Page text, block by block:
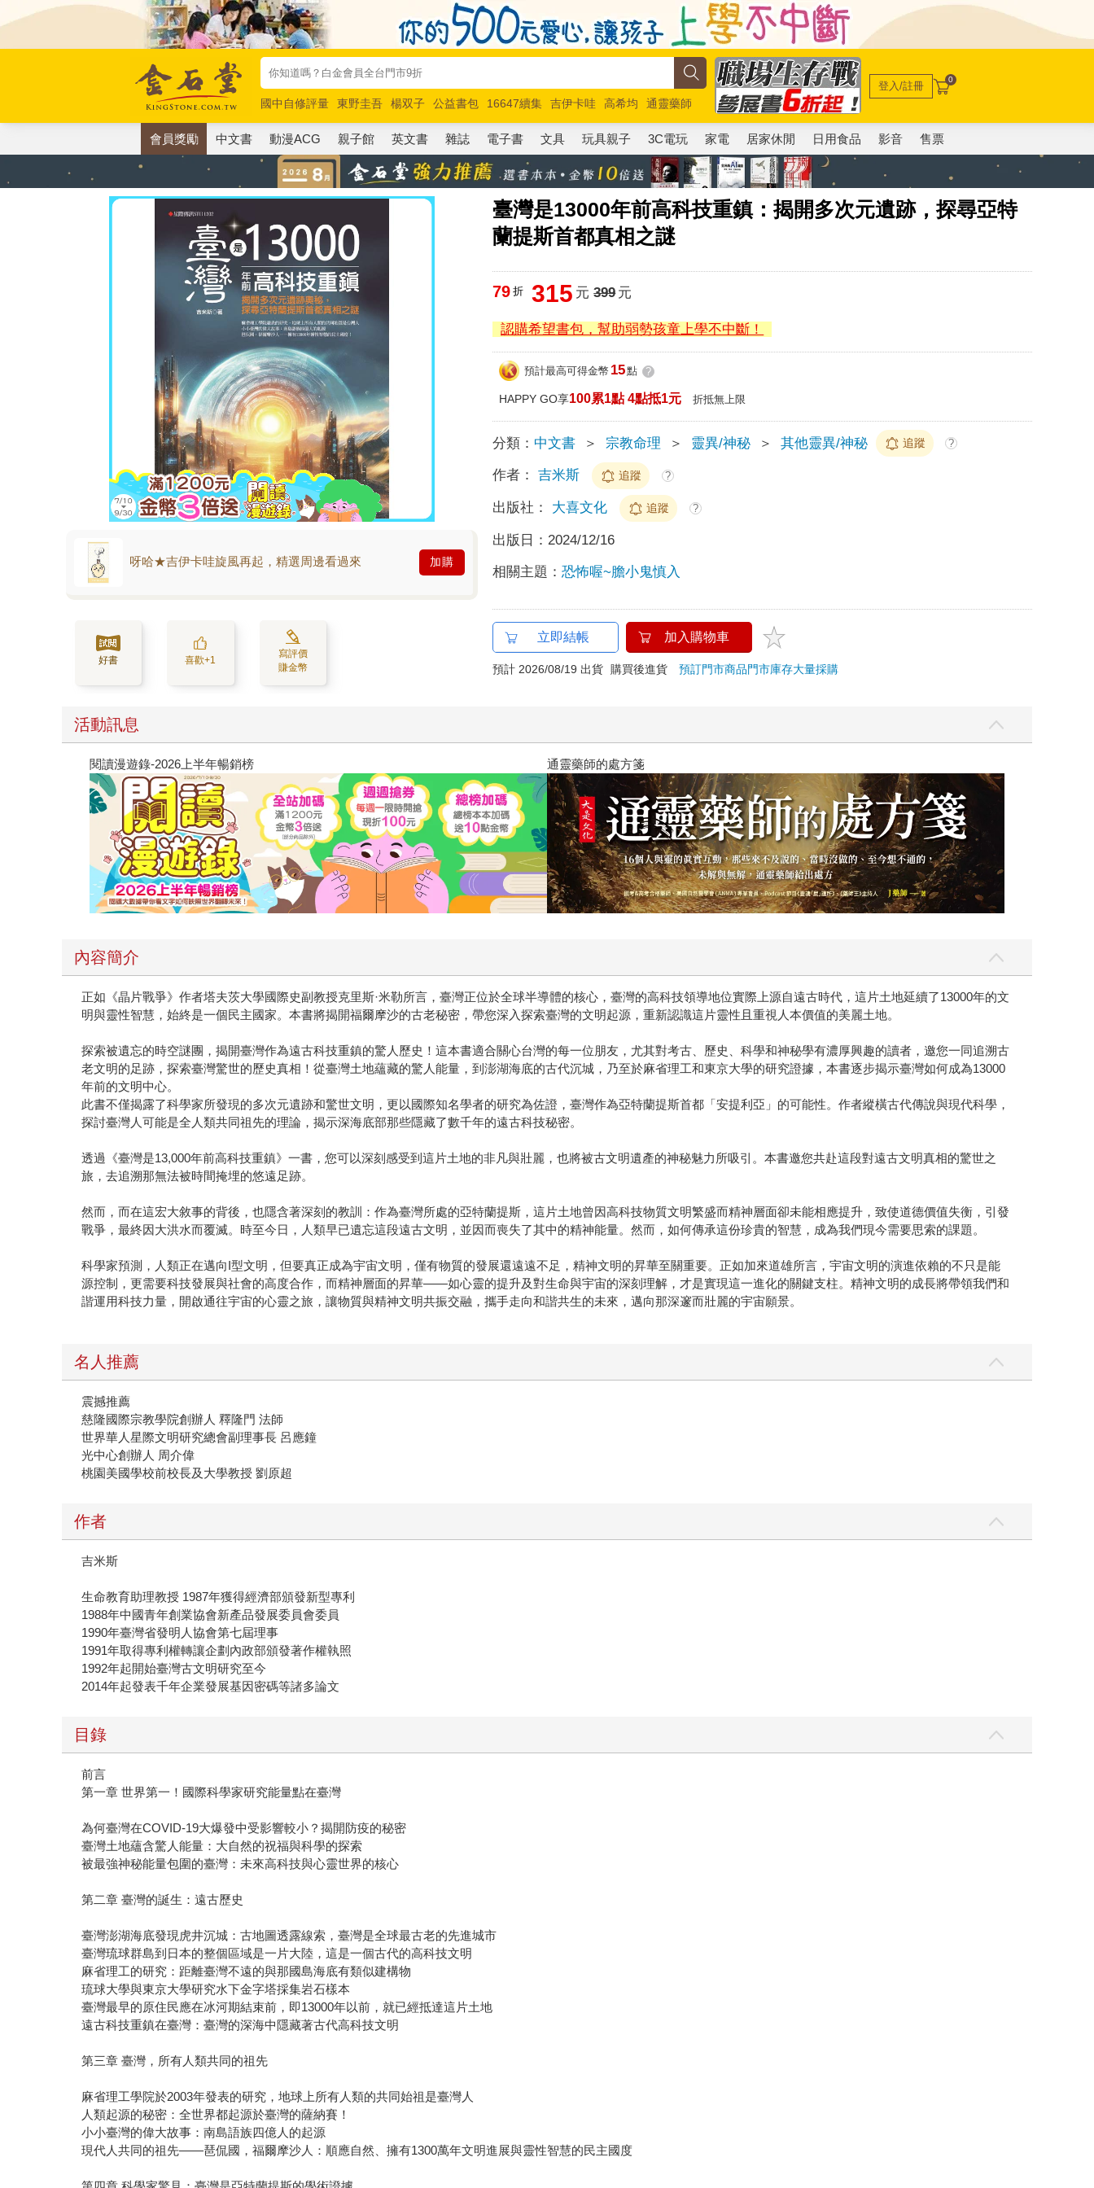
國中自修評量 東野圭吾 楊双子 公益書包 16647續集 吉伊卡哇 高希均
通靈藥師
唯紅花綻放
奧德賽 路邊攤新作 馬斯克 玩具總動員5 超慢跑
登入/註冊 0
會員獎勵 中文書 動漫ACG 親子館 英文書 雜誌 電子書 文具 玩具親子 3C電玩 家電 居家休閒 日用食品 影音 售票
臺灣是13000年前高科技重鎮：揭開多次元遺跡，探尋亞特
蘭提斯首都真相之謎
呀哈★吉伊卡哇旋風再起，精選周邊看過來 加購
好書 喜歡+1
寫評價
賺金幣
79 折 315 元 399元
認購希望書包，幫助弱勢孩童上學不中斷！
預計最高可得金幣 15點 ?
HAPPY GO享100累1點 4點抵1元 折抵無上限
分類： 中文書 ＞ 宗教命理 ＞ 靈異/神秘 ＞ 其他靈異/神秘 追蹤 ?
作者： 吉米斯 追蹤 ?
出版社： 大喜文化 追蹤 ?
出版日： 2024/12/16
相關主題：恐怖喔~膽小鬼慎入
立即結帳 加入購物車
預計 2026/08/19 出貨 購買後進貨預訂門市商品門市庫存大量採購
活動訊息
閱讀漫遊錄-2026上半年暢銷榜 通靈藥師的處方箋
內容簡介
正如《晶片戰爭》作者塔夫茨大學國際史副教授克里斯·米勒所言，臺灣正位於全球半導體的核心，臺灣的高科技領導地位實際上源自遠古時代，這片土地延續了13000年的文
明與靈性智慧，始終是一個民主國家。本書將揭開福爾摩沙的古老秘密，帶您深入探索臺灣的文明起源，重新認識這片靈性且重視人本價值的美麗土地。
探索被遺忘的時空謎團，揭開臺灣作為遠古科技重鎮的驚人歷史！這本書適合關心台灣的每一位朋友，尤其對考古、歷史、科學和神秘學有濃厚興趣的讀者，邀您一同追溯古
老文明的足跡，探索臺灣驚世的歷史真相！從臺灣土地蘊藏的驚人能量，到澎湖海底的古代沉城，乃至於麻省理工和東京大學的研究證據，本書逐步揭示臺灣如何成為13000
年前的文明中心。
此書不僅揭露了科學家所發現的多次元遺跡和驚世文明，更以國際知名學者的研究為佐證，臺灣作為亞特蘭提斯首都「安提利亞」的可能性。作者縱橫古代傳說與現代科學，
探討臺灣人可能是全人類共同祖先的理論，揭示深海底部那些隱藏了數千年的遠古科技秘密。
透過《臺灣是13,000年前高科技重鎮》一書，您可以深刻感受到這片土地的非凡與壯麗，也將被古文明遺產的神秘魅力所吸引。本書邀您共赴這段對遠古文明真相的驚世之
旅，去追溯那無法被時間掩埋的悠遠足跡。
然而，而在這宏大敘事的背後，也隱含著深刻的教訓：作為臺灣所處的亞特蘭提斯，這片土地曾因高科技物質文明繁盛而精神層面卻未能相應提升，致使道德價值失衡，引發
戰爭，最終因大洪水而覆滅。時至今日，人類早已遺忘這段遠古文明，並因而喪失了其中的精神能量。然而，如何傳承這份珍貴的智慧，成為我們現今需要思索的課題。
科學家預測，人類正在邁向I型文明，但要真正成為宇宙文明，僅有物質的發展還遠遠不足，精神文明的昇華至關重要。正如加來道雄所言，宇宙文明的演進依賴的不只是能
源控制，更需要科技發展與社會的高度合作，而精神層面的昇華——如心靈的提升及對生命與宇宙的深刻理解，才是實現這一進化的關鍵支柱。精神文明的成長將帶領我們和
諧運用科技力量，開啟通往宇宙的心靈之旅，讓物質與精神文明共振交融，攜手走向和諧共生的未來，邁向那深邃而壯麗的宇宙願景。
名人推薦
震撼推薦
慈隆國際宗教學院創辦人 釋隆門 法師
世界華人星際文明研究總會副理事長 呂應鐘
光中心創辦人 周介偉
桃園美國學校前校長及大學教授 劉原超
作者
吉米斯
生命教育助理教授 1987年獲得經濟部頒發新型專利
1988年中國青年創業協會新產品發展委員會委員
1990年臺灣省發明人協會第七屆理事
1991年取得專利權轉讓企劃內政部頒發著作權執照
1992年起開始臺灣古文明研究至今
2014年起發表千年企業發展基因密碼等諸多論文
目錄
前言
第一章 世界第一！國際科學家研究能量點在臺灣
為何臺灣在COVID-19大爆發中受影響較小？揭開防疫的秘密
臺灣土地蘊含驚人能量：大自然的祝福與科學的探索
被最強神秘能量包圍的臺灣：未來高科技與心靈世界的核心
第二章 臺灣的誕生：遠古歷史
臺灣澎湖海底發現虎井沉城：古地圖透露線索，臺灣是全球最古老的先進城市
臺灣琉球群島到日本的整個區域是一片大陸，這是一個古代的高科技文明
麻省理工的研究：距離臺灣不遠的與那國島海底有類似建構物
琉球大學與東京大學研究水下金字塔採集岩石樣本
臺灣最早的原住民應在冰河期結束前，即13000年以前，就已經抵達這片土地
遠古科技重鎮在臺灣：臺灣的深海中隱藏著古代高科技文明
第三章 臺灣，所有人類共同的祖先
麻省理工學院於2003年發表的研究，地球上所有人類的共同始祖是臺灣人
人類起源的秘密：全世界都起源於臺灣的薩納賽！
小小臺灣的偉大故事：南島語族四億人的起源
現代人共同的祖先——琶侃國，福爾摩沙人：順應自然、擁有1300萬年文明進展與靈性智慧的民主國度